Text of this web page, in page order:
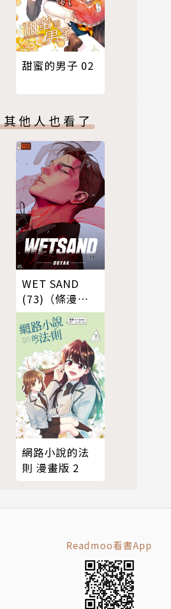
甜蜜的男子 02
其他人也看了
WET SAND
(73)（條漫
版）
網路小說的法
則 漫畫版 2
Readmoo看書App